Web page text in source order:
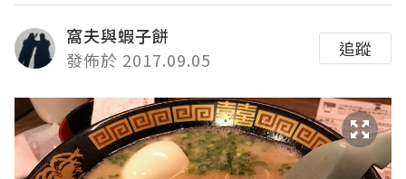
窩夫與蝦子餅
發佈於 2017.09.05
追蹤